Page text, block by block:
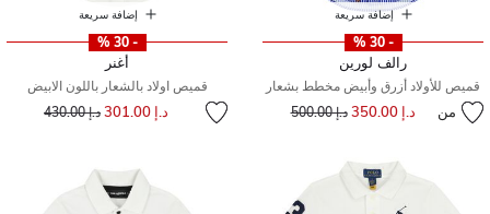
إضافة سريعة
- 30 %
رالف لورين
قميص للأولاد أزرق وأبيض مخطط بشعار
من د.إ 350.00 سعر مخفض مند.إ 500.00
إضافة سريعة
- 30 %
أغنر
قميص اولاد بالشعار باللون الابيض
د.إ 301.00 سعر مخفض من
د.إ 430.00 إلى